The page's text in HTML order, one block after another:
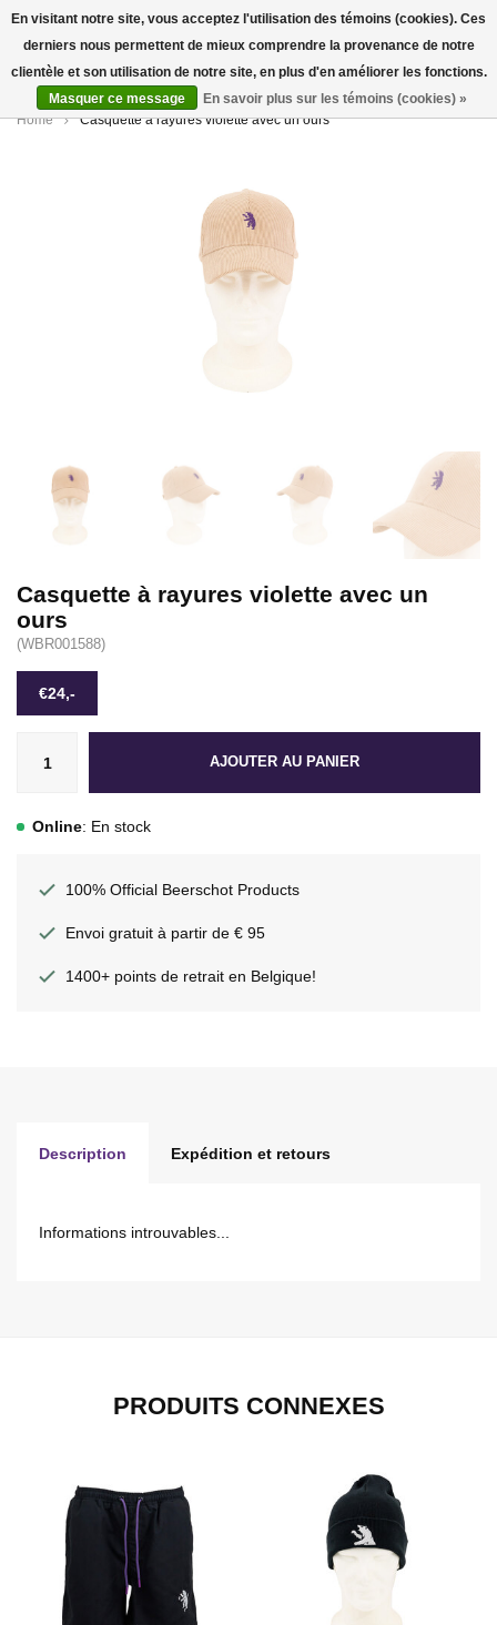
0
Home Casquette à rayures violette avec un ours
Casquette à rayures violette avec un
ours
(WBR001588)
€24,-
AJOUTER AU PANIER
Online: En stock
100% Official Beerschot Products
Envoi gratuit à partir de € 95
1400+ points de retrait en Belgique!
Description Expédition et retours
Informations introuvables...
PRODUITS CONNEXES
En visitant notre site, vous acceptez l'utilisation des témoins (cookies). Ces
derniers nous permettent de mieux comprendre la provenance de notre
clientèle et son utilisation de notre site, en plus d'en améliorer les fonctions.
Masquer ce message
En savoir plus sur les témoins (cookies) »